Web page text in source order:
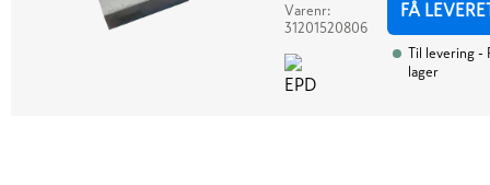
Varenr:
31201520806
FÅ
Til levering -
lager